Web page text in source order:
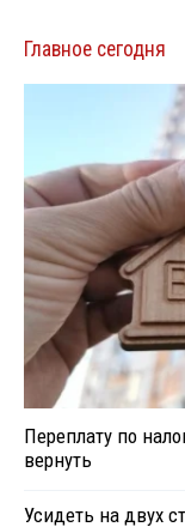
Главное сегодня
Переплату по
вернуть
Усидеть на двух